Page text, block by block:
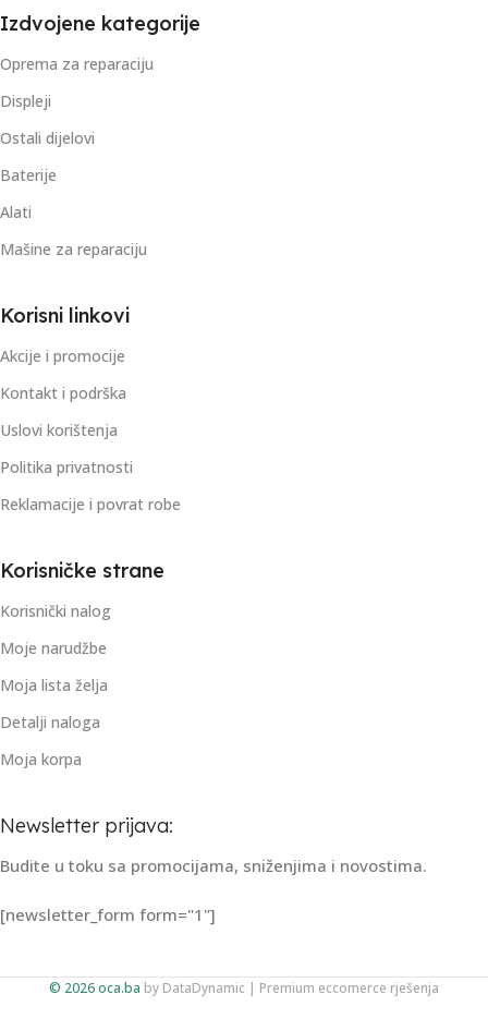
Izdvojene kategorije
Oprema za reparaciju
Displeji
Ostali dijelovi
Baterije
Alati
Mašine za reparaciju
Korisni linkovi
Akcije i promocije
Kontakt i podrška
Uslovi korištenja
Politika privatnosti
Reklamacije i povrat robe
Korisničke strane
Korisnički nalog
Moje narudžbe
Moja lista želja
Detalji naloga
Moja korpa
Newsletter prijava:
Budite u toku sa promocijama, sniženjima i novostima.
[newsletter_form form="1"]
© 2026 oca.ba by DataDynamic | Premium eccomerce rješenja